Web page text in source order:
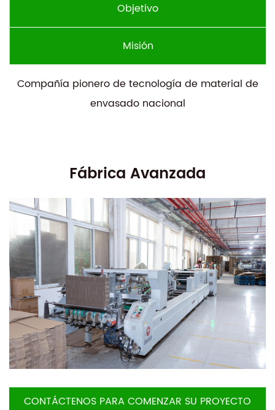
Objetivo
Misión
Compañía pionero de tecnología de material de
envasado nacional
Fábrica Avanzada
CONTÁCTENOS PARA COMENZAR SU PROYECTO